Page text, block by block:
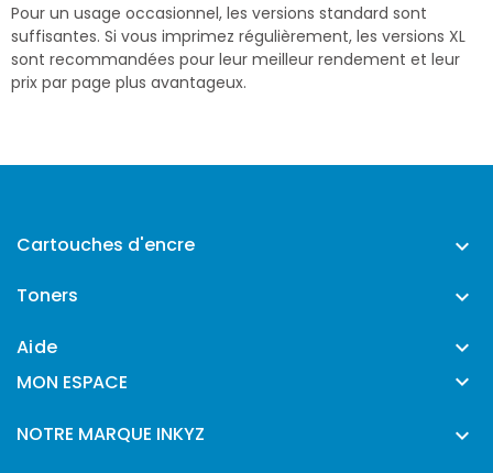
Pour un usage occasionnel, les versions standard sont
suffisantes. Si vous imprimez régulièrement, les versions XL
sont recommandées pour leur meilleur rendement et leur
prix par page plus avantageux.
Cartouches d'encre 
Toners 
Aide 
MON ESPACE 
NOTRE MARQUE INKYZ 